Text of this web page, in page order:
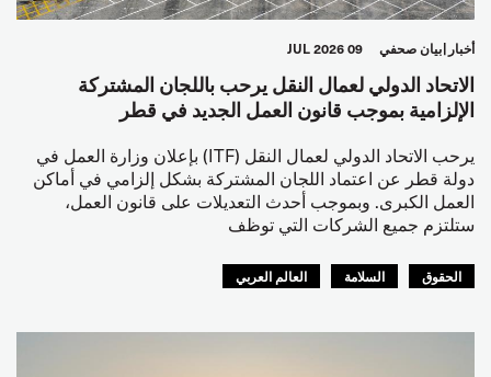
أخبار بيان صحفي 09 JUL 2026
الاتحاد الدولي لعمال النقل يرحب باللجان المشتركة
الإلزامية بموجب قانون العمل الجديد في قطر
يرحب الاتحاد الدولي لعمال النقل (ITF) بإعلان وزارة العمل في
دولة قطر عن اعتماد اللجان المشتركة بشكل إلزامي في أماكن
العمل الكبرى. وبموجب أحدث التعديلات على قانون العمل،
ستلتزم جميع الشركات التي توظف
الحقوق السلامة العالم العربي